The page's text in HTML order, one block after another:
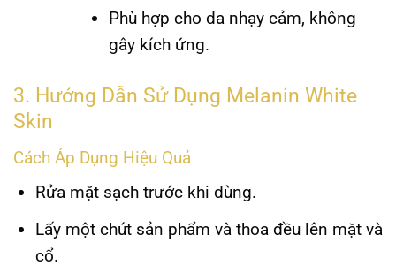
Phù hợp cho da nhạy cảm, không
gây kích ứng.
3. Hướng Dẫn Sử Dụng Melanin White
Skin
Cách Áp Dụng Hiệu Quả
Rửa mặt sạch trước khi dùng.
Lấy một chút sản phẩm và thoa đều lên mặt và
cổ.